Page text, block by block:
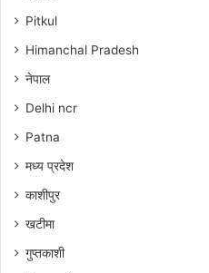
Pitkul
Himanchal Pradesh
नेपाल
Delhi ncr
Patna
मध्य प्रदेश
काशीपुर
खटीमा
गुप्तकाशी